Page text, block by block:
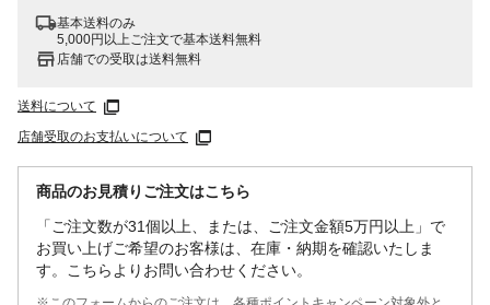
基本送料のみ
5,000円以上ご注文で基本送料無料
店舗での受取は送料無料
送料について
店舗受取のお支払いについて
商品のお見積りご注文はこちら
「ご注文数が31個以上、または、ご注文金額5万円以上」で
お買い上げご希望のお客様は、在庫・納期を確認いたしま
す。こちらよりお問い合わせください。